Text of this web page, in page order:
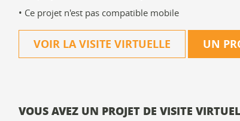
• Ce projet n'est pas compatible mobile
VOIR LA VISITE VIRTUELLE UN
VOUS AVEZ UN PROJET DE VISITE